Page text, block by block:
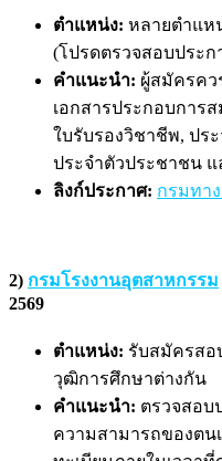
ตำแหน่ง: หลายตำแห
(โปรดตรวจสอบประ
คำแนะนำ: ผู้สมัครคว
เอกสารประกอบการ
ใบรับรองวิชาชีพ, ปร
ประจำตัวประชาชน
ลิงก์ประกาศ: กรมทา
2) กรมโรงงานอุตสาหกรรม
2569
ตำแหน่ง: รับสมัครสอ
วุฒิการศึกษาต่างกัน
คำแนะนำ: ตรวจสอบ
ความสามารถของตน